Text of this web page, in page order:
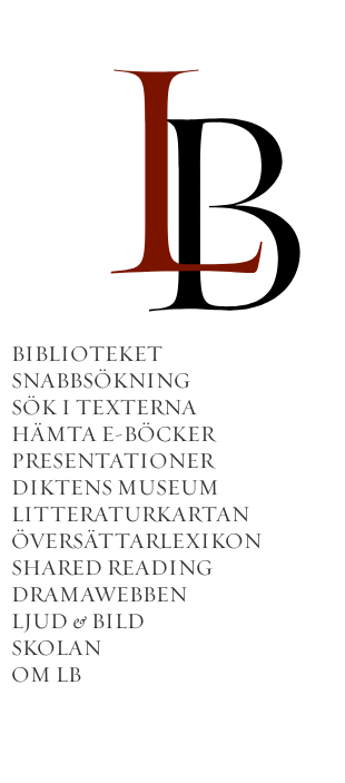
BIBLIOTEKET
SNABBSÖKNING
SÖK I TEXTERNA
HÄMTA E-BÖCKER
PRESENTATIONER
DIKTENS MUSEUM
LITTERATURKARTAN
ÖVERSÄTTARLEXIKON
SHARED READING
DRAMAWEBBEN
LJUD & BILD
SKOLAN
OM LB